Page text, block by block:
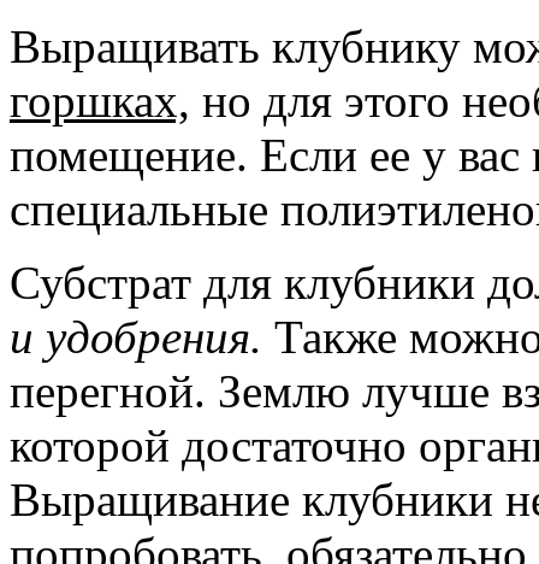
Выращивать клубнику
горшках, но для этого
помещение. Если ее у вас
специальные
Субстрат для клубники
и удобрения. Также
перегной. Землю лучше
которой достаточно
Выращивание клубники
попробовать